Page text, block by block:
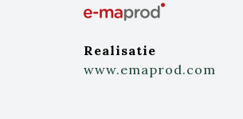
Realisatie
www.emaprod.com